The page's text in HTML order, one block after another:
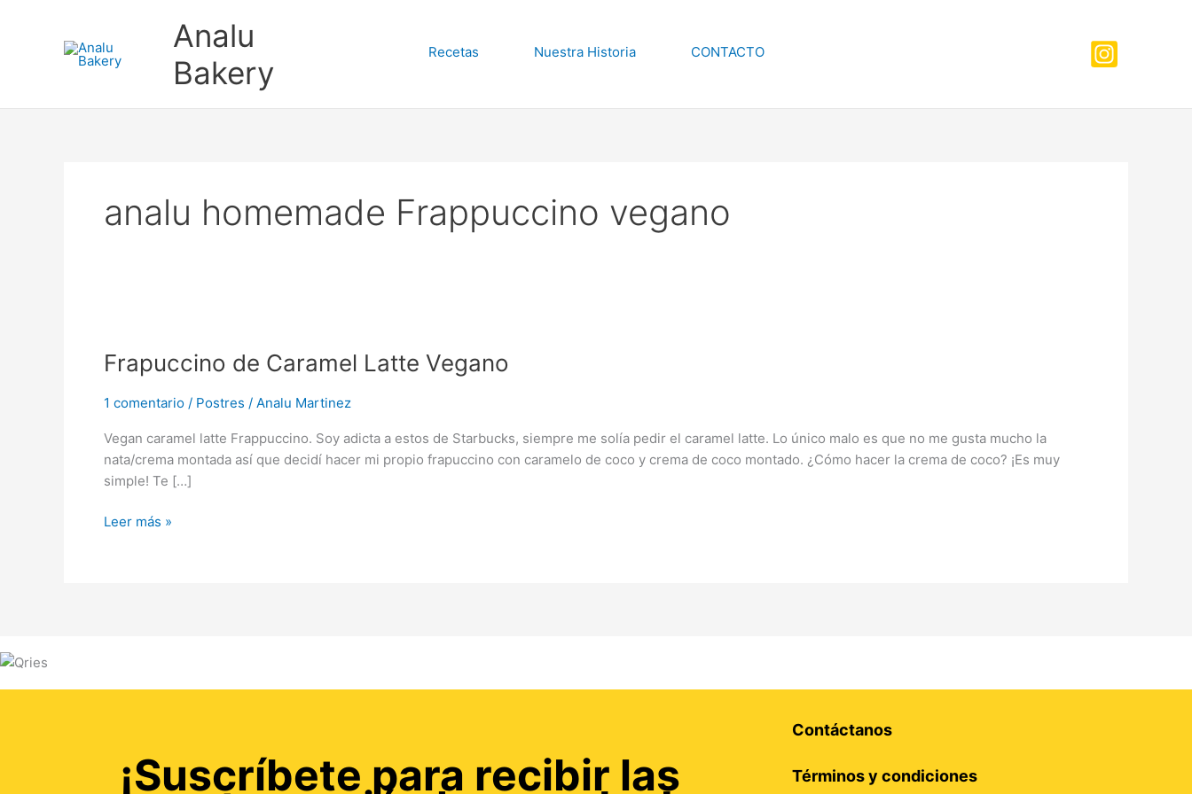
Analu
Bakery
Recetas Nuestra Historia CONTACTO
analu homemade Frappuccino vegano
Frapuccino de Caramel Latte Vegano
1 comentario / Postres / Analu Martinez
Vegan caramel latte Frappuccino. Soy adicta a estos de Starbucks, siempre me solía pedir el caramel latte. Lo único malo es que no me gusta mucho la
nata/crema montada así que decidí hacer mi propio frapuccino con caramelo de coco y crema de coco montado. ¿Cómo hacer la crema de coco? ¡Es muy
simple! Te […]
Caramel
Vegano
Leer más »
¡Suscríbete para recibir las
Contáctanos
Términos y condiciones